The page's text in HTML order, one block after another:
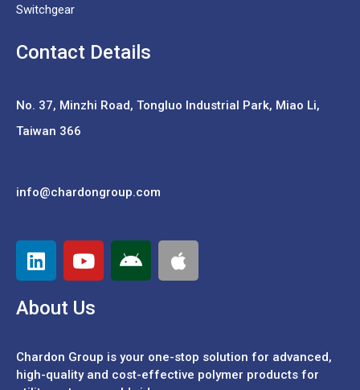
Switchgear
Contact Details
No. 37, Minzhi Road, Tongluo Industrial Park, Miao Li,
Taiwan 366
info@chardongroup.com
About Us
Chardon Group is your one-stop solution for advanced,
high-quality and cost-effective polymer products for